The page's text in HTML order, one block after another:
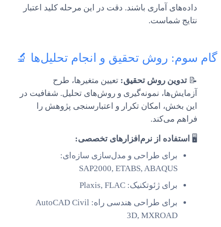
داده‌های آماری باشند. دقت در این مرحله کلید اعتبار
نتایج شماست.
گام سوم: روش تحقیق و انجام تحلیل‌ها 🔬
📝 تدوین روش تحقیق: تعیین متغیرها، طرح
آزمایش‌ها، نمونه‌گیری و روش‌های تحلیل. شفافیت در
این بخش، امکان تکرار و اعتبارسنجی پژوهش را
فراهم می‌کند.
🖥️ استفاده از نرم‌افزارهای تخصصی:
برای طراحی و مدل‌سازی سازه‌ای:
SAP2000, ETABS, ABAQUS
برای ژئوتکنیک: Plaxis, FLAC
برای طراحی هندسی راه: AutoCAD Civil
3D, MXROAD